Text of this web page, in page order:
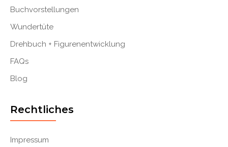
Buchvorstellungen
Wundertüte
Drehbuch + Figurenentwicklung
FAQs
Blog
Rechtliches
Impressum